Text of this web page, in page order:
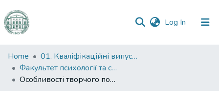
Log In (current)
Communities
&
Collections
Home
01. Кваліфікаційні випускні роботи здобувачів вищої освіти
Факультет психології та соціальної роботи
Особливості творчого потенціалу особистості учнів старшого шкільного віку